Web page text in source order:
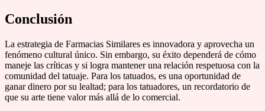
Conclusión
La estrategia de Farmacias Similares es innovadora y aprovecha un
fenómeno cultural único. Sin embargo, su éxito dependerá de cómo
maneje las críticas y si logra mantener una relación respetuosa con la
comunidad del tatuaje. Para los tatuados, es una oportunidad de
ganar dinero por su lealtad; para los tatuadores, un recordatorio de
que su arte tiene valor más allá de lo comercial.